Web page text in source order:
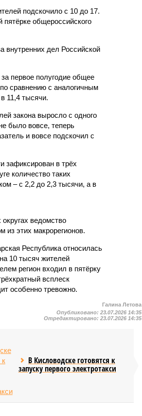
подскочило с 10 до 17.
пятёрке общероссийского
дел Российской
первое полугодие общее
сравнению с аналогичным
11,4 тысячи.
закона выросло с одного
было вовсе, теперь
и вовсе подскочил с
зафиксирован в трёх
количество таких
– с 2,2 до 2,3 тысячи, а в
ведомство
из этих макрорегионов.
Республика относилась
10 тысяч жителей
регион входил в пятёрку
всплеск
особенно тревожно.
Галина Летова
Опубликовано:23.07.2026 14:35
Отредактировано:23.07.2026 14:35
В Кисловодске готовятся к
запуску первого электротакси